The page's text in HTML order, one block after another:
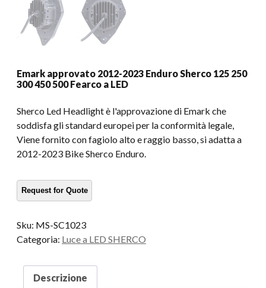
Emark approvato 2012-2023 Enduro Sherco 125 250
300 450 500 Fearco a LED
Sherco Led Headlight è l'approvazione di Emark che
soddisfa gli standard europei per la conformità legale,
Viene fornito con fagiolo alto e raggio basso, si adatta a
2012-2023 Bike Sherco Enduro.
Sku: MS-SC1023
Categoria: Luce a LED SHERCO
Descrizione